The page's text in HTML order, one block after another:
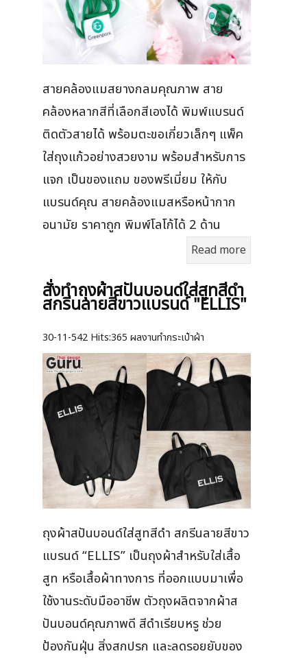
สายคล้องแมสยางกลมคุณภาพ สาย
คล้องหลากสีที่เลือกสีเองได้ พิมพ์แบรนด์
ติดตัวสายได้ พร้อมตะขอเกี่ยวเล็กๆ แพ็ค
ใส่ถุงแก้วอย่างสวยงาม พร้อมสำหรับการ
แจก เป็นของแถม ของพรีเมี่ยม ให้กับ
แบรนด์คุณ สายคล้องแมสหรือหน้ากาก
อนามัย ราคาถูก พิมพ์โลโก้ได้ 2 ด้าน
Read more
สั่งทำถุงผ้าสปันบอนด์ใส่สูทสีดำ
สกรีนลายสีขาวแบรนด์ "ELLIS"
30-11-542 Hits:365 ผลงานทำกระเป๋าผ้า
ถุงผ้าสปันบอนด์ใส่สูทสีดำ สกรีนลายสีขาว
แบรนด์ “ELLIS” เป็นถุงผ้าสำหรับใส่เสื้อ
สูท หรือเสื้อผ้าทางการ ที่ออกแบบมาเพื่อ
ใช้งานระดับมืออาชีพ ตัวถุงผลิตจากผ้าส
ปันบอนด์คุณภาพดี สีดำเรียบหรู ช่วย
ป้องกันฝุ่น สิ่งสกปรก และลดรอยยับของ